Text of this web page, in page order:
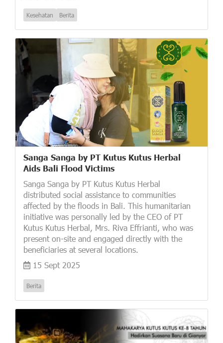
Kesehatan Berita
Sanga Sanga by PT Kutus Kutus Herbal
Aids Bali Flood Victims
Sanga Sanga by PT Kutus Kutus Herbal
distributed social assistance to communities
affected by the floods in Bali. This humanitarian
initiative was personally led by the CEO of PT
Kutus Kutus Herbal, Mrs. Riva Effrianti, who was
present on-site and engaged directly with the
beneficiaries at several locations.
15 Sept 2025
Berita